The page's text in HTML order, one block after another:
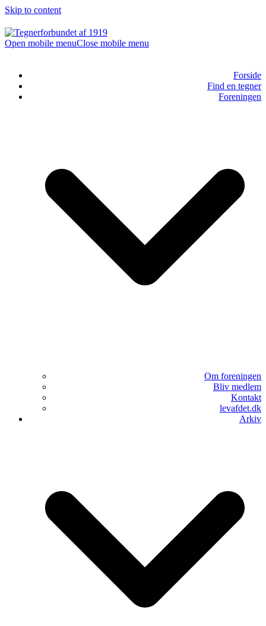
Skip to content
Open mobile menuClose mobile menu
Forside
Find en tegner
Foreningen
Om foreningen
Bliv medlem
Kontakt
levafdet.dk
Arkiv